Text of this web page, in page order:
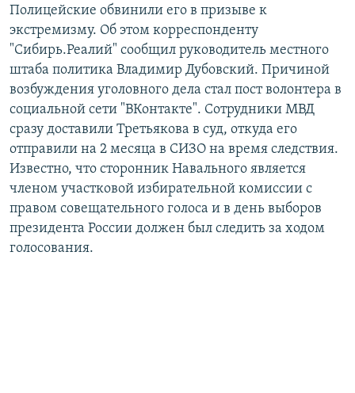
Полицейские обвинили его в призыве к
экстремизму. Об этом корреспонденту
"Сибирь.Реалий" сообщил руководитель местного
штаба политика Владимир Дубовский. Причиной
возбуждения уголовного дела стал пост волонтера в
социальной сети "ВКонтакте". Сотрудники МВД
сразу доставили Третьякова в суд, откуда его
отправили на 2 месяца в СИЗО на время следствия.
Известно, что сторонник Навального является
членом участковой избирательной комиссии с
правом совещательного голоса и в день выборов
президента России должен был следить за ходом
голосования.